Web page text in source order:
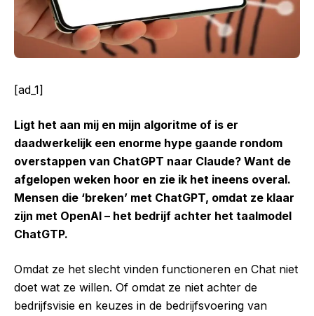
[ad_1]
Ligt het aan mij en mijn algoritme of is er
daadwerkelijk een enorme hype gaande rondom
overstappen van ChatGPT naar Claude? Want de
afgelopen weken hoor en zie ik het ineens overal.
Mensen die ‘breken’ met ChatGPT, omdat ze klaar
zijn met OpenAI – het bedrijf achter het taalmodel
ChatGTP.
Omdat ze het slecht vinden functioneren en Chat niet
doet wat ze willen. Of omdat ze niet achter de
bedrijfsvisie en keuzes in de bedrijfsvoering van